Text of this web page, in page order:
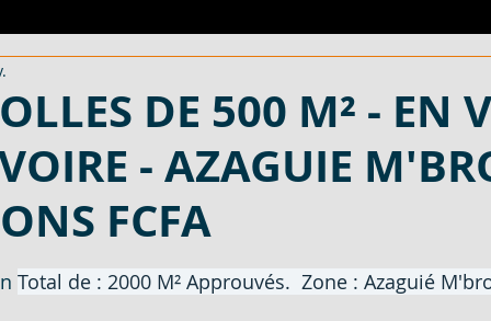
Meublée
599 M², 601 M² - EN VENTE - COTE D'
VENT
DE 500 M² - EN
- AZAGUIE
FCFA
5.
Total de : 2000 M² Approuvés.  Zone : Azaguié